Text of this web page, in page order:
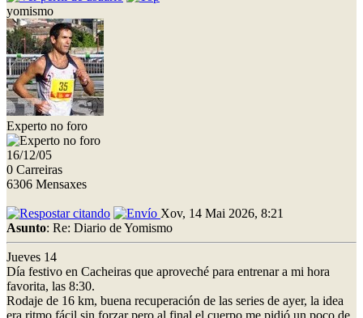
yomismo
Experto no foro
16/12/05
0 Carreiras
6306 Mensaxes
Xov, 14 Mai 2026, 8:21
Asunto: Re: Diario de Yomismo
Jueves 14
Día festivo en Cacheiras que aproveché para entrenar a mi hora
favorita, las 8:30.
Rodaje de 16 km, buena recuperación de las series de ayer, la idea
era ritmo fácil sin forzar pero al final el cuerpo me pidió un poco de